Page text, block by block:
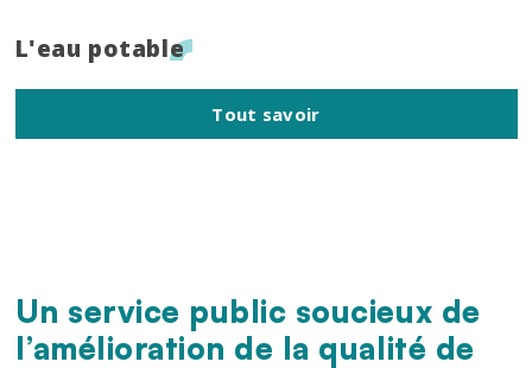
Titre
L'eau potable
Tout savoir
Un service public soucieux de
l’amélioration de la qualité de